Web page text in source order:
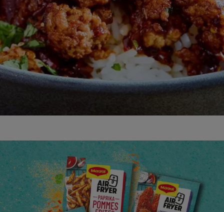
Direkt
zum
Inhalt